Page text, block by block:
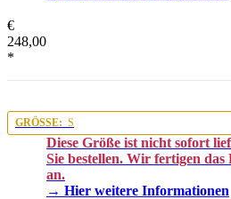
€
248,00
*
GRÖSSE: S
Diese Größe ist nicht sofort
Sie bestellen. Wir fertigen
an.
→ Hier weitere Informationen